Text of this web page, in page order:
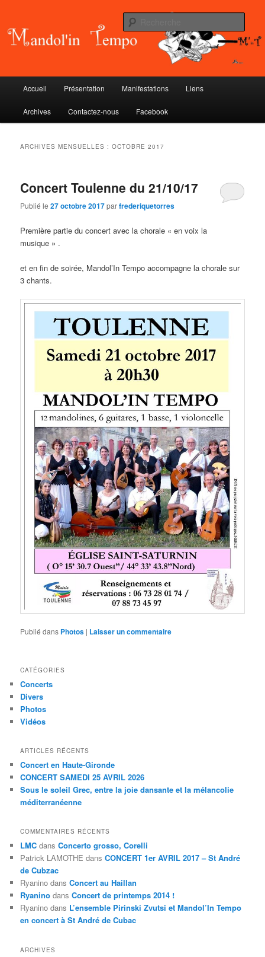
contenu
principal
contenu
secondaireMandol'in Tempo
principal
Accueil Présentation Manifestations Liens
Archives Contactez-nous Facebook
ARCHIVES MENSUELLES :OCTOBRE 2017
Concert Toulenne du 21/10/17
Publié le27 octobre 2017parfrederiquetorres
Première partie du concert avec la chorale « en voix la
musique » .
et en fin de soirée, Mandol’In Tempo accompagne la chorale sur
3 chants.
Publié dans Photos | Laisser un commentaire
CATÉGORIES
Concerts
Divers
Photos
Vidéos
ARTICLES RÉCENTS
Concert en Haute-Gironde
CONCERT SAMEDI 25 AVRIL 2026
Sous le soleil Grec, entre la joie dansante et la mélancolie
méditerranéenne
COMMENTAIRES RÉCENTS
LMC dansConcerto grosso, Corelli
Patrick LAMOTHE dansCONCERT 1er AVRIL 2017 – St André
de Cubzac
Ryanino dansConcert au Haillan
Ryanino dansConcert de printemps 2014 !
Ryanino dans L’ensemble Pirinski Zvutsi et Mandol’In Tempo
en concert à St André de Cubac
ARCHIVES